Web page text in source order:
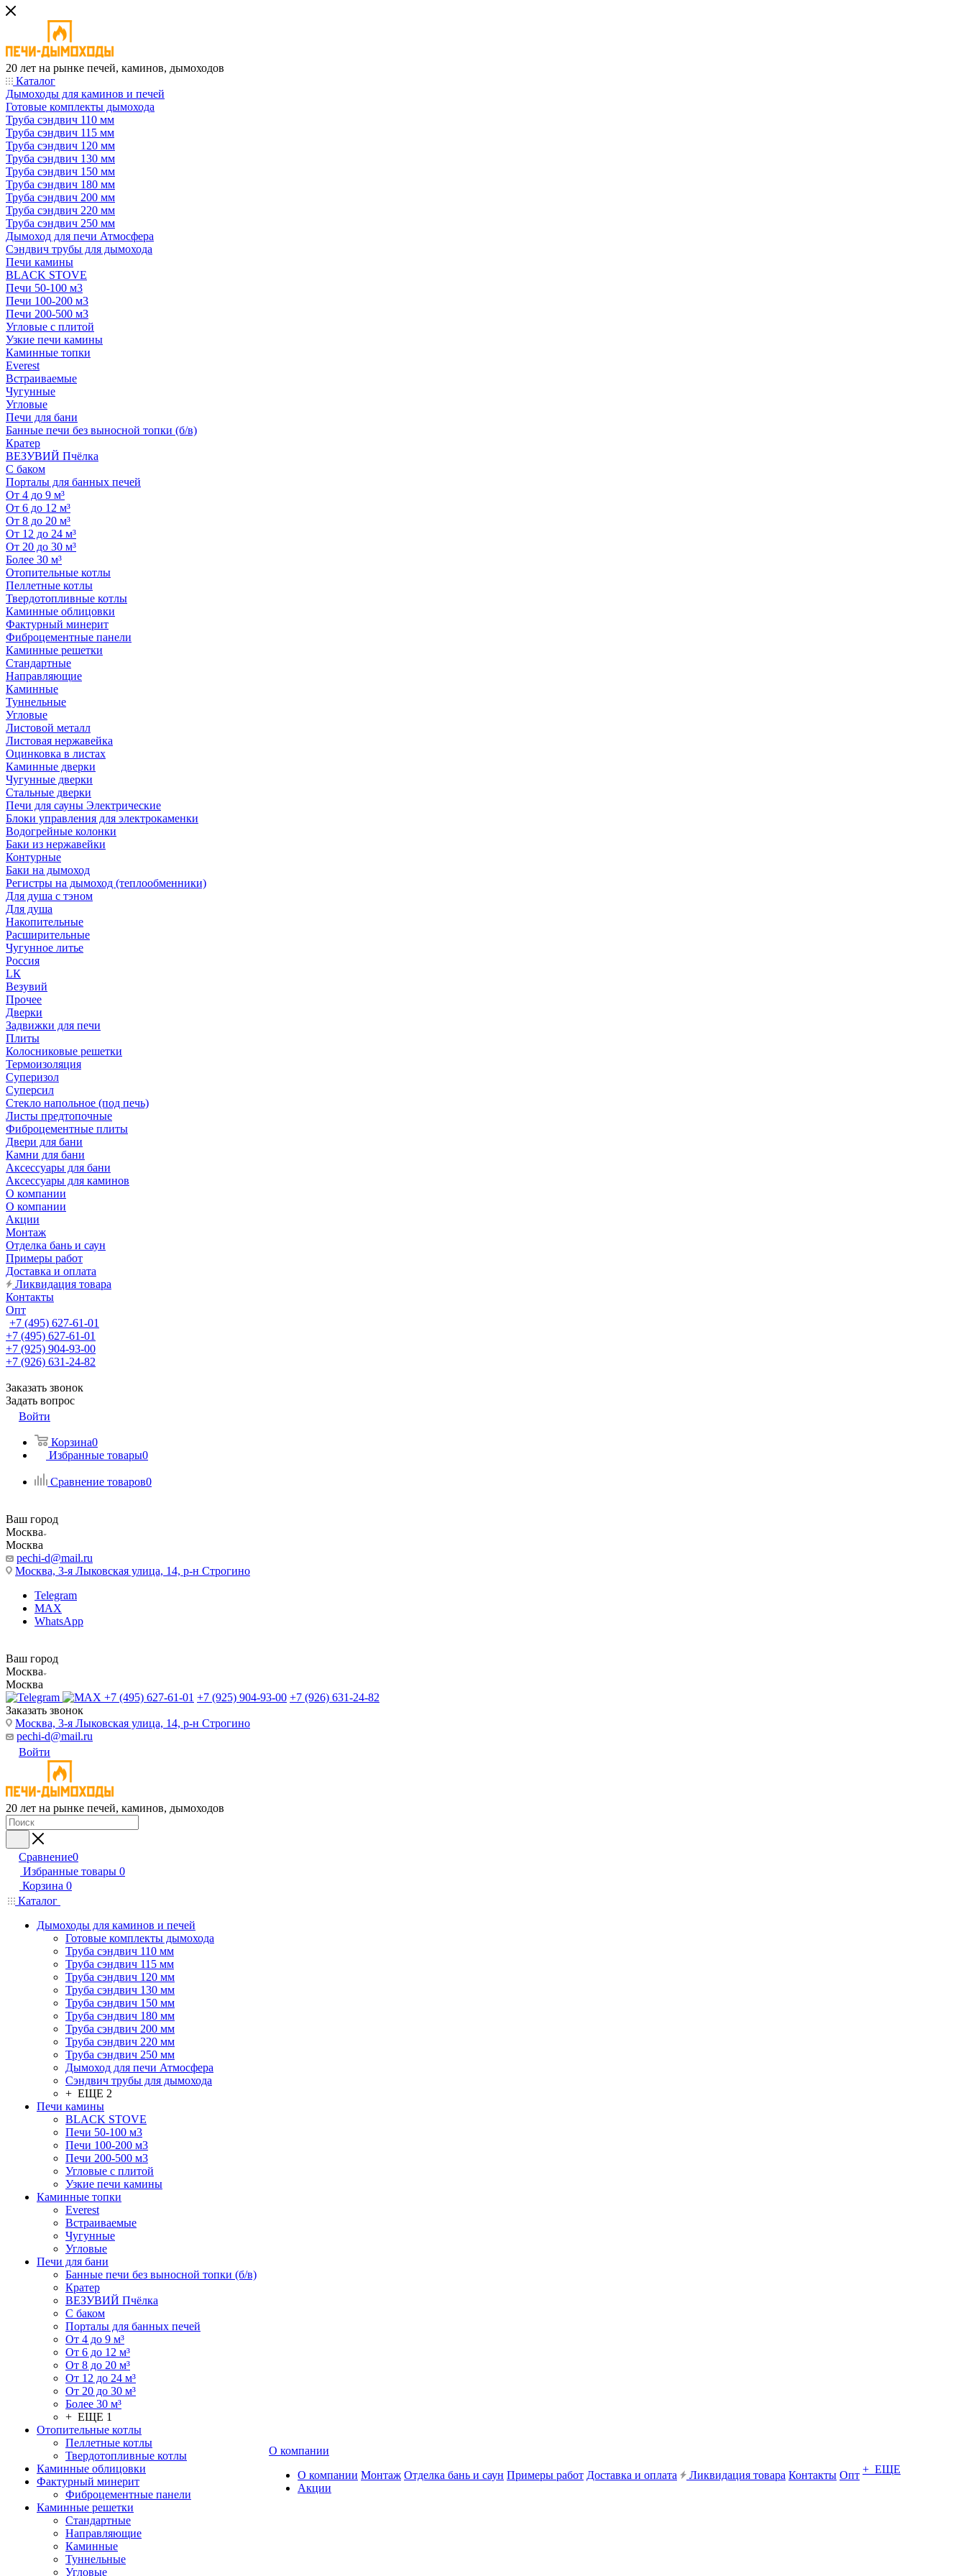
20 лет на рынке печей, каминов, дымоходов
Каталог
Дымоходы для каминов и печей
Готовые комплекты дымохода
Труба сэндвич 110 мм
Труба сэндвич 115 мм
Труба сэндвич 120 мм
Труба сэндвич 130 мм
Труба сэндвич 150 мм
Труба сэндвич 180 мм
Труба сэндвич 200 мм
Труба сэндвич 220 мм
Труба сэндвич 250 мм
Дымоход для печи Атмосфера
Сэндвич трубы для дымохода
Печи камины
BLACK STOVE
Печи 50-100 м3
Печи 100-200 м3
Печи 200-500 м3
Угловые с плитой
Узкие печи камины
Каминные топки
Everest
Встраиваемые
Чугунные
Угловые
Печи для бани
Банные печи без выносной топки (б/в)
Кратер
ВЕЗУВИЙ Пчёлка
С баком
Порталы для банных печей
От 4 до 9 м³
От 6 до 12 м³
От 8 до 20 м³
От 12 до 24 м³
От 20 до 30 м³
Более 30 м³
Отопительные котлы
Пеллетные котлы
Твердотопливные котлы
Каминные облицовки
Фактурный минерит
Фиброцементные панели
Каминные решетки
Стандартные
Направляющие
Каминные
Туннельные
Угловые
Листовой металл
Листовая нержавейка
Оцинковка в листах
Каминные дверки
Чугунные дверки
Стальные дверки
Печи для сауны Электрические
Блоки управления для электрокаменки
Водогрейные колонки
Баки из нержавейки
Контурные
Баки на дымоход
Регистры на дымоход (теплообменники)
Для душа с тэном
Для душа
Накопительные
Расширительные
Чугунное литье
Россия
LК
Везувий
Прочее
Дверки
Задвижки для печи
Плиты
Колосниковые решетки
Термоизоляция
Суперизол
Суперсил
Стекло напольное (под печь)
Листы предтопочные
Фиброцементные плиты
Двери для бани
Камни для бани
Аксессуары для бани
Аксессуары для каминов
О компании
О компании
Акции
Монтаж
Отделка бань и саун
Примеры работ
Доставка и оплата
Ликвидация товара
Контакты
Опт
+7 (495) 627-61-01
+7 (495) 627-61-01
+7 (925) 904-93-00
+7 (926) 631-24-82
Заказать звонок
Задать вопрос
Войти
Корзина0
Избранные товары0
Сравнение товаров0
Ваш город
Москва
Москва
pechi-d@mail.ru
Москва, 3-я Лыковская улица, 14, р-н Строгино
Telegram
MAX
WhatsApp
Ваш город
Москва
Москва
+7 (495) 627-61-01 +7 (925) 904-93-00 +7 (926) 631-24-82
Заказать звонок
Москва, 3-я Лыковская улица, 14, р-н Строгино
pechi-d@mail.ru
Войти
20 лет на рынке печей, каминов, дымоходов
Сравнение0
Избранные товары 0
Корзина 0
Каталог
Дымоходы для каминов и печей
Готовые комплекты дымохода
Труба сэндвич 110 мм
Труба сэндвич 115 мм
Труба сэндвич 120 мм
Труба сэндвич 130 мм
Труба сэндвич 150 мм
Труба сэндвич 180 мм
Труба сэндвич 200 мм
Труба сэндвич 220 мм
Труба сэндвич 250 мм
Дымоход для печи Атмосфера
Сэндвич трубы для дымохода
+ ЕЩЕ 2
Печи камины
BLACK STOVE
Печи 50-100 м3
Печи 100-200 м3
Печи 200-500 м3
Угловые с плитой
Узкие печи камины
Каминные топки
Everest
Встраиваемые
Чугунные
Угловые
Печи для бани
Банные печи без выносной топки (б/в)
Кратер
ВЕЗУВИЙ Пчёлка
С баком
Порталы для банных печей
От 4 до 9 м³
От 6 до 12 м³
От 8 до 20 м³
От 12 до 24 м³
От 20 до 30 м³
Более 30 м³
+ ЕЩЕ 1
Отопительные котлы
Пеллетные котлы
Твердотопливные котлы
Каминные облицовки
Фактурный минерит
Фиброцементные панели
Каминные решетки
Стандартные
Направляющие
Каминные
Туннельные
Угловые
О компании
О компании
Акции
Монтаж Отделка бань и саун Примеры работ Доставка и оплата Ликвидация товара Контакты Опт + ЕЩЕ